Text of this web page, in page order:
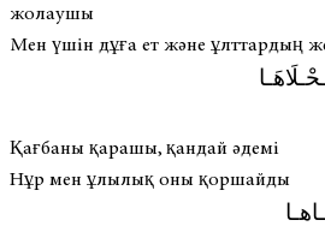
жолаушы
Мен үшін дұға ет және ұлттардың
Қағбаны қарашы, қандай әдемі
Нұр мен ұлылық оны қоршайды